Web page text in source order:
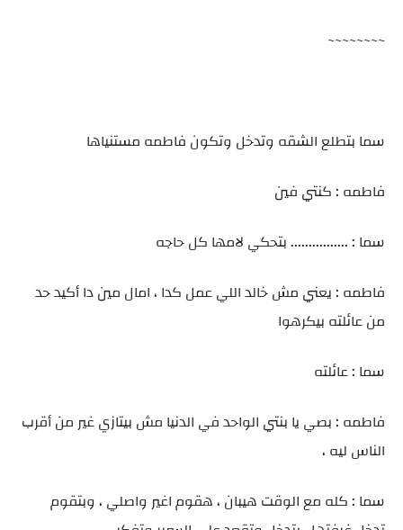
~~~~~~~~
سما بتطلع الشقه وتدخل وتكون فاطمه مستنياها
فاطمه : كنتي فين
سما : ................ بتحكي لامها كل حاجه
فاطمه : يعني مش خالد اللي عمل كدا ، امال مين دا أكيد حد
من عائلته بيكرهوا
سما : عائلته
فاطمه : بصي يا بنتي الواحد في الدنيا مش بيتازي غير من أقرب
الناس ليه ،
سما : كله مع الوقت هيبان ، هقوم اغير واصلي ، وبتقوم